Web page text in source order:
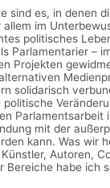
sind es, in denen
allem im
politisches
Parlamentarier –
Projekten
solidarisch
politische
Parlamentsarbeit
mit der
kann. Was wir
Autoren,
Bereiche habe ich